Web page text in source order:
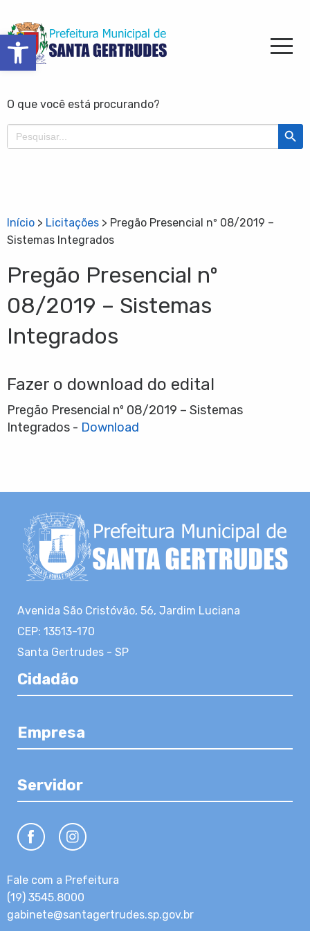
Barra de Ferramentas Aberta
O que você está procurando?
Search
for:
Search
Início > Licitações > Pregão Presencial nº 08/2019 –
Sistemas Integrados
Pregão Presencial nº
08/2019 – Sistemas
Integrados
Fazer o download do edital
Pregão Presencial nº 08/2019 – Sistemas
Integrados - Download
Avenida São Cristóvão, 56, Jardim Luciana
CEP: 13513-170
Santa Gertrudes - SP
Cidadão
Empresa
Servidor
Fale com a Prefeitura
(19) 3545.8000
gabinete@santagertrudes.sp.gov.br